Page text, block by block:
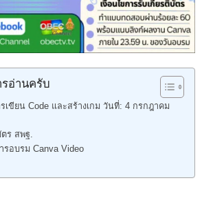
อ่านครับ
เขียน Code และสร้างเกม วันที่: 4 กรกฎาคม
ตร สพฐ.
รอบรม Canva Video